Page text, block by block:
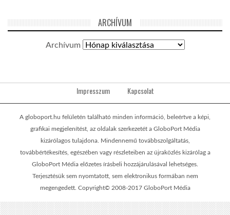
ARCHÍVUM
Archívum
Impresszum Kapcsolat
A globoport.hu felületén található minden információ, beleértve a képi,
grafikai megjelenítést, az oldalak szerkezetét a GloboPort Média
kizárólagos tulajdona. Mindennemű továbbszolgáltatás,
továbbértékesítés, egészében vagy részleteiben az újraközlés kizárólag a
GloboPort Média előzetes írásbeli hozzájárulásával lehetséges.
Terjesztésük sem nyomtatott, sem elektronikus formában nem
megengedett. Copyright© 2008-2017 GloboPort Média